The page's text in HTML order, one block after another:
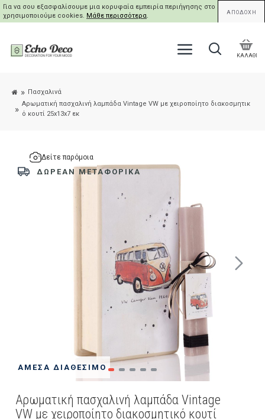
Για να σου εξασφαλίσουμε μια κορυφαία εμπειρία περιήγησης στο site μας,
χρησιμοποιούμε cookies. Μάθε περισσότερα. ΑΠΟΔΟΧΗ
ΚΑΛΑΘΙ
Πασχαλινά
Αρωματική πασχαλινή λαμπάδα Vintage VW με χειροποίητο διακοσμητικ
ό κουτί 25x13x7 εκ
ΔΩΡΕΑΝ ΜΕΤΑΦΟΡΙΚΑ
ΆΜΕΣΑ ΔΙΑΘΈΣΙΜΟ
Δείτε παρόμοια
Αρωματική πασχαλινή λαμπάδα Vintage
VW με χειροποίητο διακοσμητικό κουτί